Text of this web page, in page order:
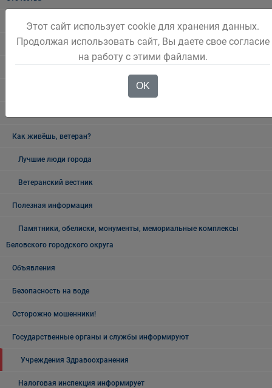
День Шахтёра
9 Мая - День Победы
Как живёшь, ветеран?
Лучшие люди города
Ветеранский вестник
Полезная информация
Памятники, обелиски, монументы, мемориальные комплексы
Беловского городского округа
Объявления
Безопасность на воде
Осторожно мошенники!
Государственные органы и службы информируют
Учреждения Здравоохранения
Налоговая инспекция информирует
Этот сайт использует cookie для хранения данных.
Продолжая использовать сайт, Вы даете свое согласие
на работу с этими файлами.
OK